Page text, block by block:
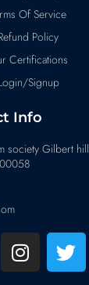
Of Service
Policy
Certifications
Signup
Info
society Gilbert hill